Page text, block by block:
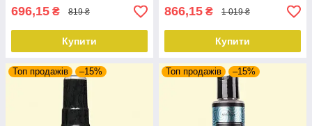
696,15 ₴ 819 ₴
Купити
866,15 ₴ 1 019 ₴
Купити
Топ продажів –15% Топ продажів –15%